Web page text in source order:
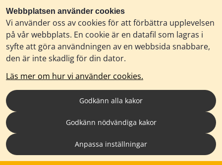
Webbplatsen använder cookies
Vi använder oss av cookies för att förbättra upplevelsen
på vår webbplats. En cookie är en datafil som lagras i
syfte att göra användningen av en webbsida snabbare,
den är inte skadlig för din dator.
Läs mer om hur vi använder cookies.
Godkänn alla kakor
Godkänn nödvändiga kakor
Anpassa inställningar